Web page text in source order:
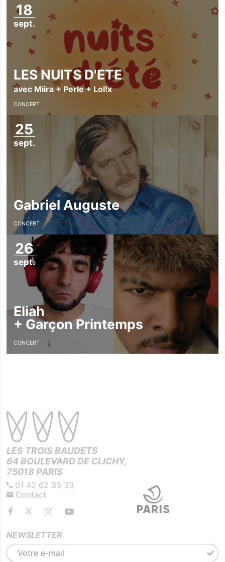
18
sept.
LES NUITS D'ETE
avec Miira + Perle + Lol!x
CONCERT
25
sept.
Gabriel Auguste
CONCERT
26
sept.
Eliah
+ Garçon Printemps
CONCERT
LES TROIS BAUDETS
64 BOULEVARD DE CLICHY,
75018 PARIS
01 42 62 33 33
Contact
NEWSLETTER